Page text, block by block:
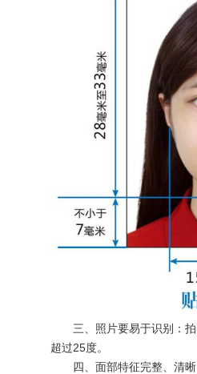
三、照片要易于识别：拍
超过25度。
四、面部特征完整、清晰